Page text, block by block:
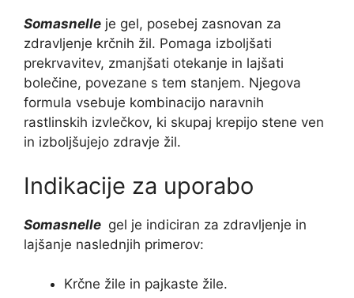
Somasnelle je gel, posebej zasnovan za
zdravljenje krčnih žil. Pomaga izboljšati
prekrvavitev, zmanjšati otekanje in lajšati
bolečine, povezane s tem stanjem. Njegova
formula vsebuje kombinacijo naravnih
rastlinskih izvlečkov, ki skupaj krepijo stene ven
in izboljšujejo zdravje žil.
Indikacije za uporabo
Somasnelle gel je indiciran za zdravljenje in
lajšanje naslednjih primerov:
Krčne žile in pajkaste žile.